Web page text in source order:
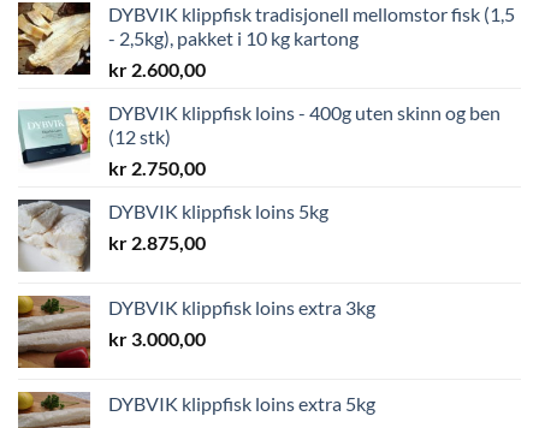
DYBVIK klippfisk tradisjonell mellomstor fisk (1,5
- 2,5kg), pakket i 10 kg kartong
kr 2.600,00
DYBVIK klippfisk loins - 400g uten skinn og ben
(12 stk)
kr 2.750,00
DYBVIK klippfisk loins 5kg
kr 2.875,00
DYBVIK klippfisk loins extra 3kg
kr 3.000,00
DYBVIK klippfisk loins extra 5kg